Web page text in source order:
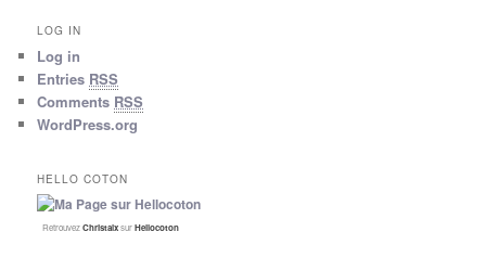
LOG IN
Log in
Entries RSS
Comments RSS
WordPress.org
HELLO COTON
RetrouvezChristalxsurHellocoton